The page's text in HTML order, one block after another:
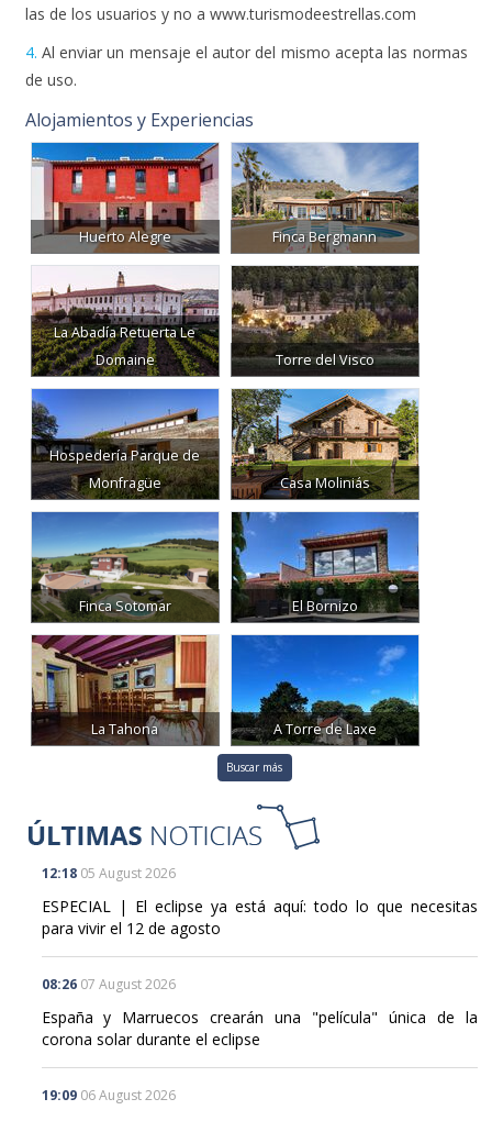
4.Al enviar un mensaje el autor del mismo acepta las normas
Alojamientos y Experiencias
Huerto Alegre Finca Bergmann
La Abadía Retuerta Le
Domaine
Torre del Visco
Hospedería Parque de
Monfragüe
Casa Moliniás
Finca Sotomar El Bornizo
La Tahona A Torre de Laxe
Buscar más
12:18 05 August 2026
ESPECIAL | El eclipse ya está aquí: todo lo que necesitas
para vivir el 12 de agosto
08:26
España y Marruecos crearán una "película" única de la
corona solar durante el eclipse
¿Dónde habrá nubes el día del eclipse? AEMET empezará a
responder mañana